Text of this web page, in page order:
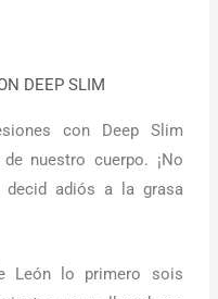
DEEP SLIM
con Deep Slim
nuestro cuerpo. ¡No
adiós a la grasa
León lo primero sois